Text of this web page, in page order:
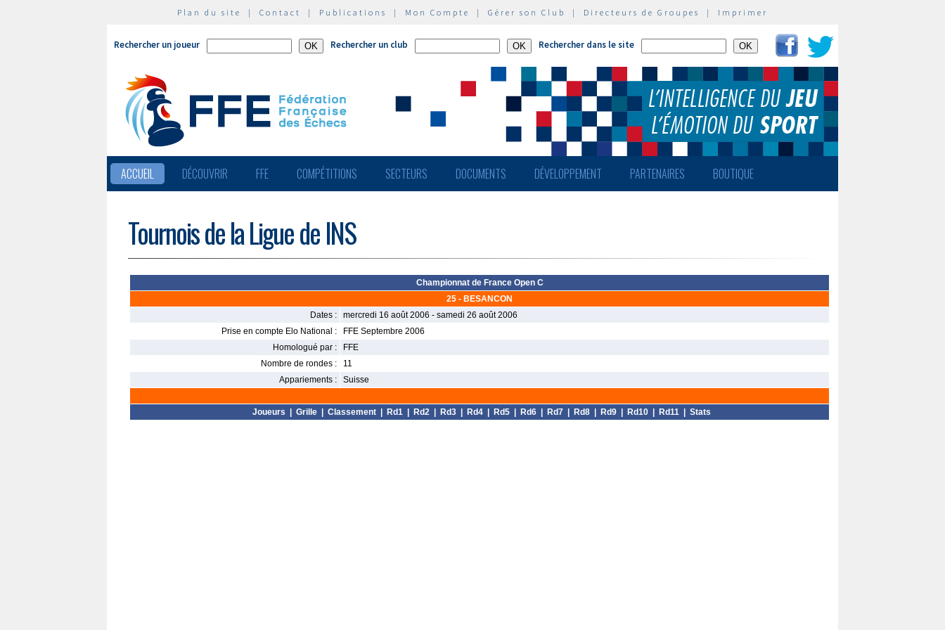
Plan du site | Contact | Publications | Mon Compte | Gérer son Club | Directeurs de Groupes | Imprimer
Rechercher un joueur Rechercher un club Rechercher dans le site
ACCUEIL DÉCOUVRIR FFE COMPÉTITIONS SECTEURS DOCUMENTS DÉVELOPPEMENT PARTENAIRES BOUTIQUE
Tournois de la Ligue de INS
Championnat de France Open C
25 - BESANCON
Dates :
mercredi 16 août 2006 - samedi 26 août 2006
Prise en compte Elo National :
FFE Septembre 2006
Homologué par :
FFE
Nombre de rondes :
11
Appariements :
Suisse
Joueurs Grille Classement Rd1 Rd2 Rd3 Rd4 Rd5 Rd6 Rd7 Rd8 Rd9 Rd10 Rd11 Stats